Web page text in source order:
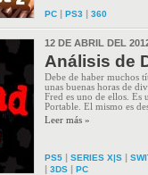
PC | PS3 | 360
12 DE ABRIL DEL
Análisis de
Debe de haber muchos
unas buenas horas de
Fred es uno de ellos. Es
Portable. El mismo es
Leer más »
PS5 | SERIES X|S |
| 3DS | PC